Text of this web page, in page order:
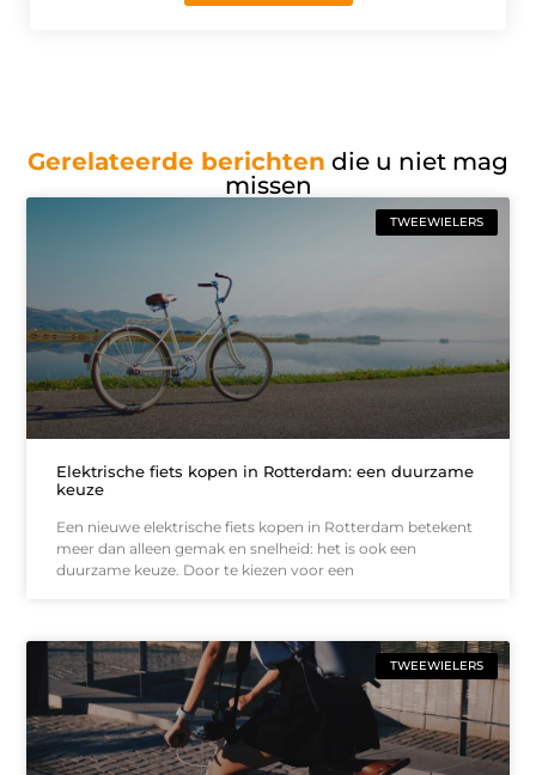
Gerelateerde berichten die u niet mag
missen
TWEEWIELERS
Elektrische fiets kopen in Rotterdam: een duurzame
keuze
Een nieuwe elektrische fiets kopen in Rotterdam betekent
meer dan alleen gemak en snelheid: het is ook een
duurzame keuze. Door te kiezen voor een
TWEEWIELERS